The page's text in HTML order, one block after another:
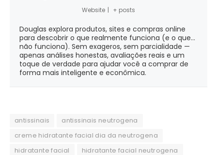
Website | + posts
Douglas explora produtos, sites e compras online
para descobrir o que realmente funciona (e o que...
não funciona). Sem exageros, sem parcialidade —
apenas análises honestas, avaliações reais e um
toque de verdade para ajudar você a comprar de
forma mais inteligente e econômica.
antissinais
antissinais neutrogena
creme hidratante facial dia da neutrogena
hidratante facial
hidratante facial neutrogena